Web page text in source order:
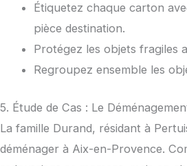
Étiquetez chaque carton
pièce destination.
Protégez les objets fragiles
Regroupez ensemble les
5. Étude de Cas : Le
La famille Durand, résidant à
déménager à Aix-en-Provence.